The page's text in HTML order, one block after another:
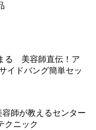
る 美容師直伝！ア
イドバング簡単セッ
師が教えるセンター
クニック